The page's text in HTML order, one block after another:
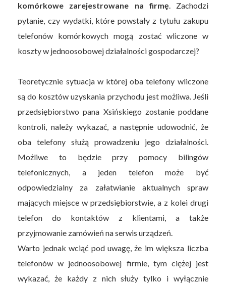
komórkowe zarejestrowane na firmę. Zachodzi
pytanie, czy wydatki, które powstały z tytułu zakupu
telefonów komórkowych mogą zostać wliczone w
koszty w jednoosobowej działalności gospodarczej?
Teoretycznie sytuacja w której oba telefony wliczone
są do kosztów uzyskania przychodu jest możliwa. Jeśli
przedsiębiorstwo pana Xsińskiego zostanie poddane
kontroli, należy wykazać, a następnie udowodnić, że
oba telefony służą prowadzeniu jego działalności.
Możliwe to będzie przy pomocy bilingów
telefonicznych, a jeden telefon może być
odpowiedzialny za załatwianie aktualnych spraw
mających miejsce w przedsiębiorstwie, a z kolei drugi
telefon do kontaktów z klientami, a także
przyjmowanie zamówień na serwis urządzeń.
Warto jednak wciąć pod uwagę, że im większa liczba
telefonów w jednoosobowej firmie, tym ciężej jest
wykazać, że każdy z nich służy tylko i wyłącznie